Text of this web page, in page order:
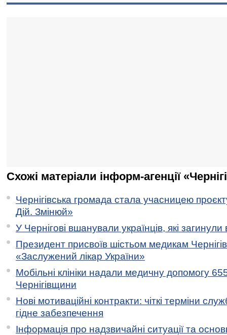
Схожі матеріали інформ-агенції
Чернігівська громада стала учасницею
Дій. Змінюй»
У Чернігові вшанували українців, які загинули
Президент присвоїв шістьом медикам
«Заслужений лікар України»
Мобільні клініки надали медичну допомогу
Чернігівщини
Нові мотиваційні контракти: чіткі терміни
гідне забезпечення
Інформація про надзвичайні ситуації та